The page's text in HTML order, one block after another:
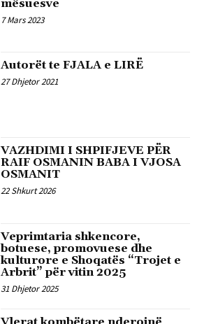
mësuesve
7 Mars 2023
Autorët te FJALA e LIRË
27 Dhjetor 2021
VAZHDIMI I SHPIFJEVE PËR
RAIF OSMANIN BABA I VJOSA
OSMANIT
22 Shkurt 2026
Veprimtaria shkencore,
botuese, promovuese dhe
kulturore e Shoqatës “Trojet e
Arbrit” për vitin 2025
31 Dhjetor 2025